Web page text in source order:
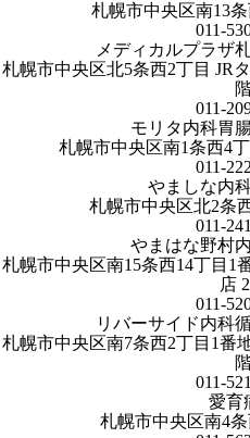
札幌市中央区南13
011-
メディカルプラザ
札幌市中央区北5条西2丁目 JR
011-
モリタ内科胃
札幌市中央区南1条西4
011-
やましな内
札幌市中央区北2条
011-
やまはな野村
札幌市中央区南15条西14丁目1
店
011-
リバーサイド内科
札幌市中央区南7条西2丁目1番
011-
愛育
札幌市中央区南4